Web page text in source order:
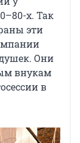
х. Так
эти
Они
внукам
в